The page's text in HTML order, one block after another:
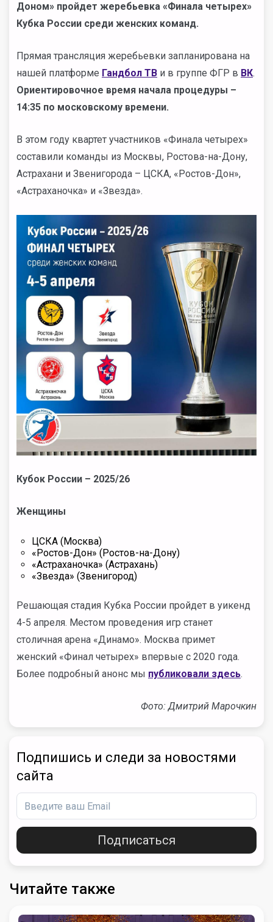
Доном» пройдет жеребьевка «Финала четырех»
Кубка России среди женских команд.
Прямая трансляция жеребьевки запланирована на
нашей платформе Гандбол ТВ и в группе ФГР в ВК.
Ориентировочное время начала процедуры –
14:35 по московскому времени.
В этом году квартет участников «Финала четырех»
составили команды из Москвы, Ростова-на-Дону,
Астрахани и Звенигорода – ЦСКА, «Ростов-Дон»,
«Астраханочка» и «Звезда».
Кубок России – 2025/26
Женщины
ЦСКА (Москва)
«Ростов-Дон» (Ростов-на-Дону)
«Астраханочка» (Астрахань)
«Звезда» (Звенигород)
Решающая стадия Кубка России пройдет в уикенд
4-5 апреля. Местом проведения игр станет
столичная арена «Динамо». Москва примет
женский «Финал четырех» впервые с 2020 года.
Более подробный анонс мы публиковали здесь.
Фото: Дмитрий Марочкин
Подпишись и следи за новостями
сайта
Подписаться
Читайте также